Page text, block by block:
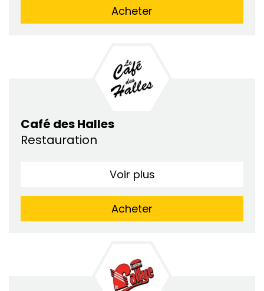
Acheter
Café des Halles
Restauration
Voir plus
Acheter